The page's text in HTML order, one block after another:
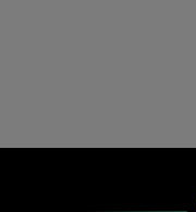
Hírek